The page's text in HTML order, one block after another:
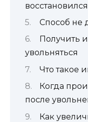
восстановился
Способ не
Получить
увольняться
Что такое
Когда
после
Как